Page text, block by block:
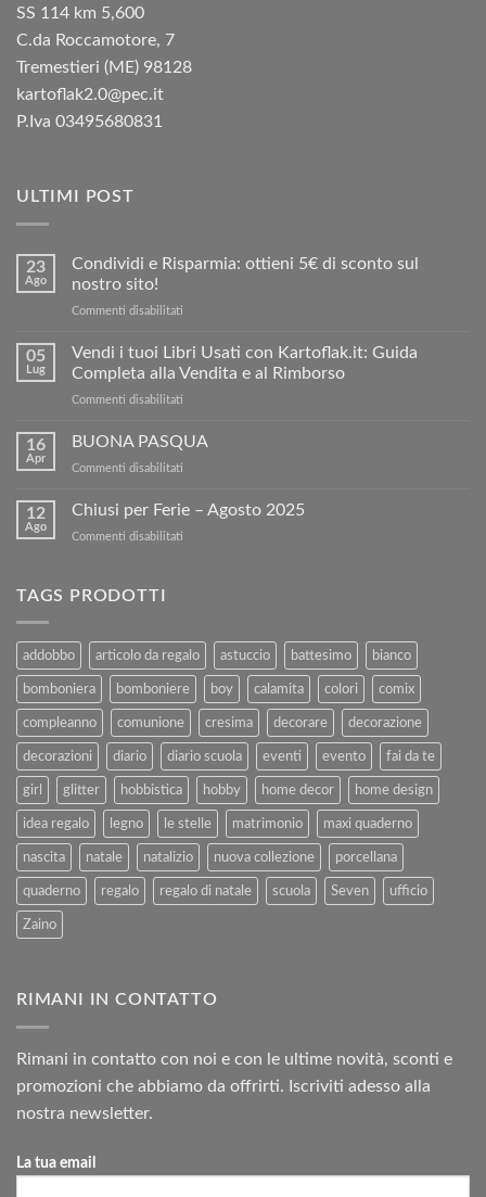
SS 114 km 5,600
C.da Roccamotore, 7
Tremestieri (ME) 98128
kartoflak2.0@pec.it
P.Iva 03495680831
ULTIMI POST
23
Ago
Condividi e Risparmia: ottieni 5€ di sconto sul
nostro sito!
Commenti disabilitati
Risparmia:
sconto
05
Lug
Vendi i tuoi Libri Usati con Kartoflak.it: Guida
Completa alla Vendita e al Rimborso
Commenti disabilitati
i
tuoi
con
Rimborso
16
Apr
BUONA PASQUA
Commenti disabilitati
PASQUA
12
Ago
Chiusi per Ferie – Agosto 2025
Commenti disabilitati
2025
TAGS PRODOTTI
addobbo articolo da regalo astuccio battesimo bianco
bomboniera bomboniere boy calamita colori comix
compleanno comunione cresima decorare decorazione
decorazioni diario diario scuola eventi evento fai da te
girl glitter hobbistica hobby home decor home design
idea regalo legno le stelle matrimonio maxi quaderno
nascita natale natalizio nuova collezione porcellana
quaderno regalo regalo di natale scuola Seven ufficio
Zaino
RIMANI IN CONTATTO
Rimani in contatto con noi e con le ultime novità, sconti e
promozioni che abbiamo da offrirti. Iscriviti adesso alla
nostra newsletter.
La tua email